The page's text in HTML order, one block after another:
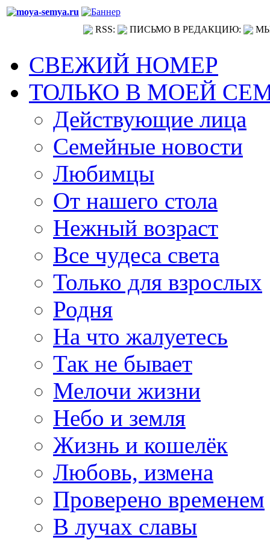
RSS: ПИСЬМО В РЕДАКЦИЮ:
СВЕЖИЙ НОМЕР
ТОЛЬКО В МОЕЙ
Действующие лица
Семейные новости
Любимцы
От нашего стола
Нежный возраст
Все чудеса света
Только для взрослых
Родня
На что жалуетесь
Так не бывает
Мелочи жизни
Небо и земля
Жизнь и кошелёк
Любовь, измена
Проверено временем
В лучах славы